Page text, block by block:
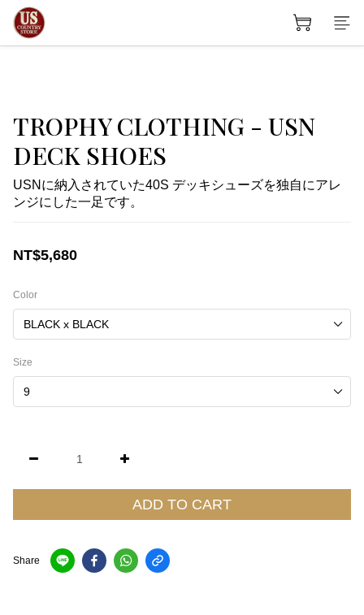
TROPHY CLOTHING - USN
DECK SHOES
USNに納入されていた40S デッキシューズを独自にアレ
ンジにした一足です。
NT$5,680
Color
Size
ADD TO CART
Share